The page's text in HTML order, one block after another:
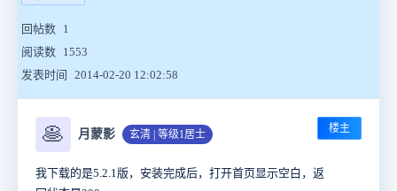
回帖数 1
阅读数 1553
发表时间
2014-02-20 12:02:58
🥞 月蒙影 玄清 | 等级1居士 楼主
我下载的是5.2.1版，安装完成后，打开首页显示空白，返